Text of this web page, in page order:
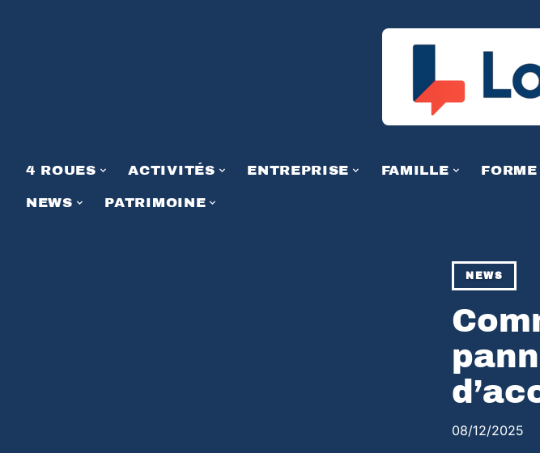
4 ROUES ACTIVITÉS ENTREPRISE FAMILLE FORME
NEWS PATRIMOINE
NEWS
08/12/2025